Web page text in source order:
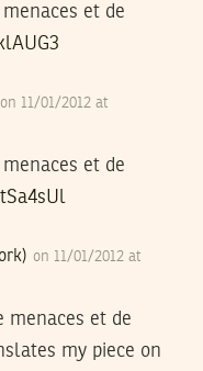
et de
on 11/01/2012 at
et de
on 11/01/2012 at
menaces et de
my piece on